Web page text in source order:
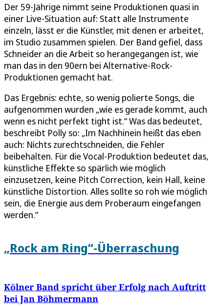
Der 59-Jährige nimmt seine Produktionen quasi in
einer Live-Situation auf: Statt alle Instrumente
einzeln, lässt er die Künstler, mit denen er arbeitet,
im Studio zusammen spielen. Der Band gefiel, dass
Schneider an die Arbeit so herangegangen ist, wie
man das in den 90ern bei Alternative-Rock-
Produktionen gemacht hat.
Das Ergebnis: echte, so wenig polierte Songs, die
aufgenommen wurden „wie es gerade kommt, auch
wenn es nicht perfekt tight ist.“ Was das bedeutet,
beschreibt Polly so: „Im Nachhinein heißt das eben
auch: Nichts zurechtschneiden, die Fehler
beibehalten. Für die Vocal-Produktion bedeutet das,
künstliche Effekte so spärlich wie möglich
einzusetzen, keine Pitch Correction, kein Hall, keine
künstliche Distortion. Alles sollte so roh wie möglich
sein, die Energie aus dem Proberaum eingefangen
werden.“
„Rock am Ring“-Überraschung
Kölner Band spricht über Erfolg nach Auftritt
bei Jan Böhmermann